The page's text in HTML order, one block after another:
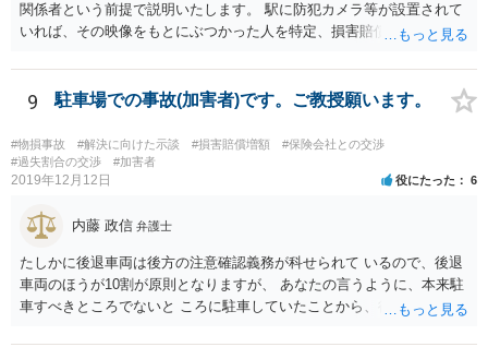
関係者という前提で説明いたします。 駅に防犯カメラ等が設置されて
いれば、その映像をもとにぶつかった人を特定、損害賠償請求をでき
像の保存期間は鉄道会社によりますがある程度の期間が経過すると削
除される場合があるので対応は早い方がよいでしょう。 請求権者は負
ましょう。 本人が動けない場合には、電話相談などを繋げないか相談
してみましょう。
9 駐車場での事故(加害者)です。ご教授願います。
#物損事故 #解決に向けた示談 #損害賠償増額
#保険会社との交渉
#過失割合の交渉
#加害者
2019年12月12日 役にたった 6
内藤 政信 弁護士
たしかに後退車両は後方の注意確認義務が科せられて いるので、後退
車両のほうが10割が原則となりますが、 あなたの言うように、本来駐
車すべきところでないと ころに駐車していたことから、後退車両のさ
いたならクラクションを鳴らす必要もあるでしょう。 駐車スペースで